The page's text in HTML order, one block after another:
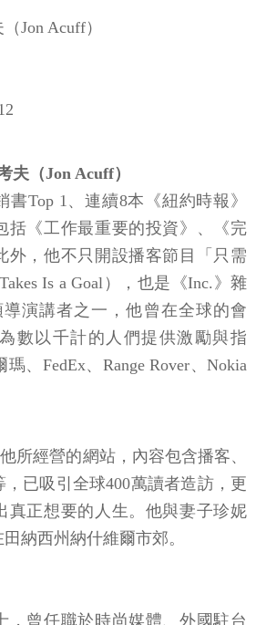
Jon Acuff）
夫（Jon Acuff）
書Top 1、連續8本《紐約時報》
括《工作最重要的投資》、《完
外，他不只開設播客節目「只需
Is a Goal），也是《Inc.》雜
演講者之一，他曾在全球的會
數以千計的人們提供激勵與指
、FedEx、Range Rover、Nokia
所經營的網站，內容包含播客、
已吸引全球400萬讀者造訪，更
真正想要的人生。他與妻子珍妮
納西州納什維爾市郊。
，曾任職於時尚媒體、外國駐台